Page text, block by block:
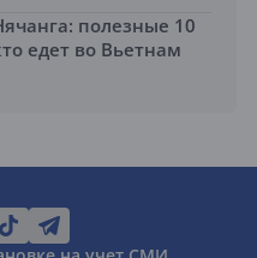
полезные 10
едет во Вьетнам